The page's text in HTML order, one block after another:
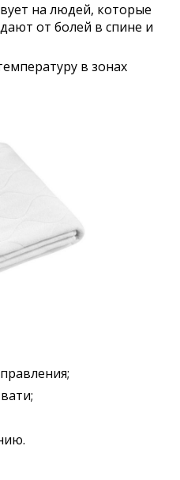
на людей, которые
от болей в спине и
в зонах